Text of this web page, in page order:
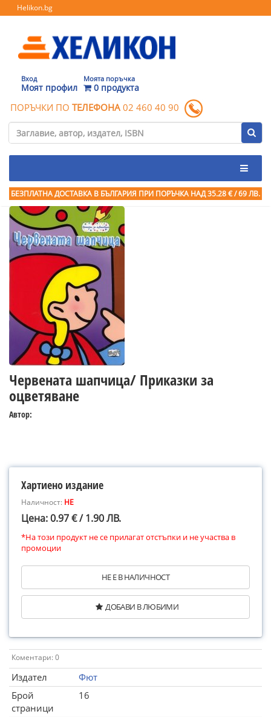
Helikon.bg
Вход
Моят профил
Моята поръчка
0 продукта
ПОРЪЧКИ ПО ТЕЛЕФОНА 02 460 40 90
БЕЗПЛАТНА ДОСТАВКА В БЪЛГАРИЯ ПРИ ПОРЪЧКА НАД 35.28 € / 69 ЛВ.
Червената шапчица/ Приказки за
оцветяване
Автор:
Хартиено издание
Наличност: НЕ
Цена: 0.97 € / 1.90 ЛВ.
*На този продукт не се прилагат отстъпки и не участва в
промоции
НЕ Е В НАЛИЧНОСТ
ДОБАВИ В ЛЮБИМИ
Коментари: 0
Издател
Фют
Брой
страници
16